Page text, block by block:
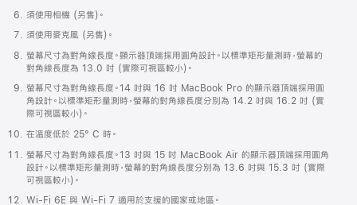
須使用相機 (另售)。
須使用麥克風 (另售)。
螢幕尺寸為對角線長度。顯示器頂端採用圓角設計。以標準矩形量測時，螢幕的
對角線長度為 13.0 吋 (實際可視區較小)。
螢幕尺寸為對角線長度。14 吋與 16 吋 MacBook Pro 的顯示器頂端採用圓
角設計。以標準矩形量測時，螢幕的對角線長度分別為 14.2 吋與 16.2 吋 (實
際可視區較小)。
在溫度低於 25° C 時。
螢幕尺寸為對角線長度。13 吋與 15 吋 MacBook Air 的顯示器頂端採用圓角
設計。以標準矩形量測時，螢幕的對角線長度分別為 13.6 吋與 15.3 吋 (實際
可視區較小)。
Wi-Fi 6E 與 Wi-Fi 7 適用於支援的國家或地區。